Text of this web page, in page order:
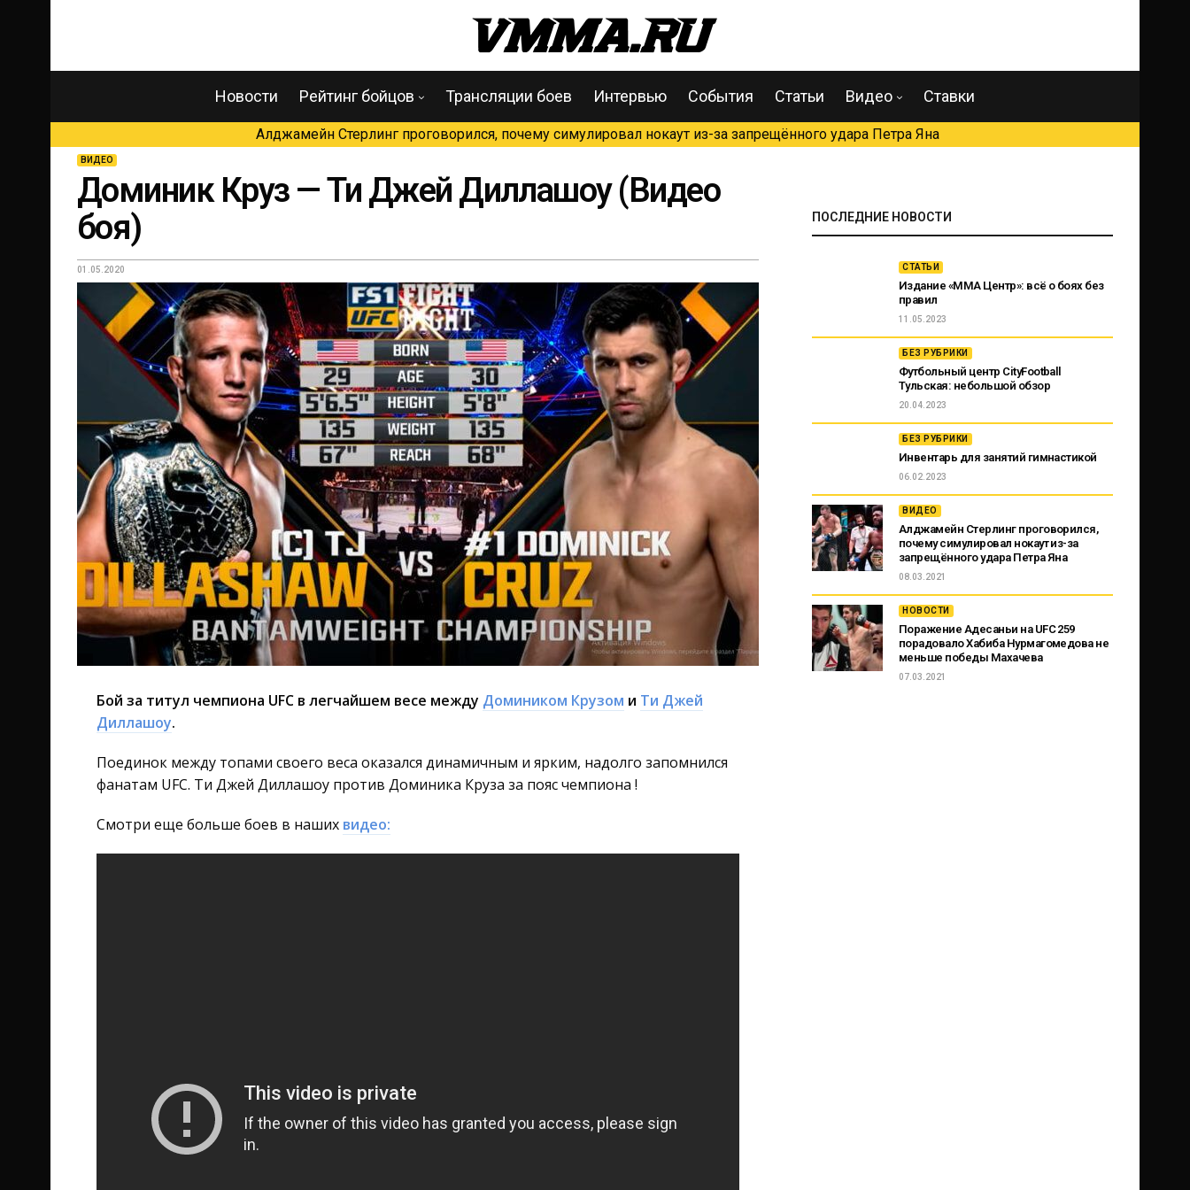
Новости Рейтинг бойцов Трансляции боев Интервью События Статьи Видео Ставки
Алджамейн Стерлинг проговорился, почему симулировал нокаут из-за запрещённого удара Петра Яна
ВИДЕО
Доминик Круз — Ти Джей Диллашоу (Видео
боя)
01.05.2020
Бой за титул чемпиона UFC в легчайшем весе между Домиником Крузом и Ти Джей
Диллашоу.
Поединок между топами своего веса оказался динамичным и ярким, надолго запомнился
фанатам UFC. Ти Джей Диллашоу против Доминика Круза за пояс чемпиона !
Смотри еще больше боев в наших видео:
ПОСЛЕДНИЕ НОВОСТИ
СТАТЬИ
Издание «ММА Центр»: всё о боях без
правил
11.05.2023
БЕЗ РУБРИКИ
Футбольный центр CityFootball
Тульская: небольшой обзор
20.04.2023
БЕЗ РУБРИКИ
Инвентарь для занятий гимнастикой
06.02.2023
ВИДЕО
Алджамейн Стерлинг проговорился,
почему симулировал нокаут из-за
запрещённого удара Петра Яна
08.03.2021
НОВОСТИ
Поражение Адесаньи на UFC 259
порадовало Хабиба Нурмагомедова не
меньше победы Махачева
07.03.2021